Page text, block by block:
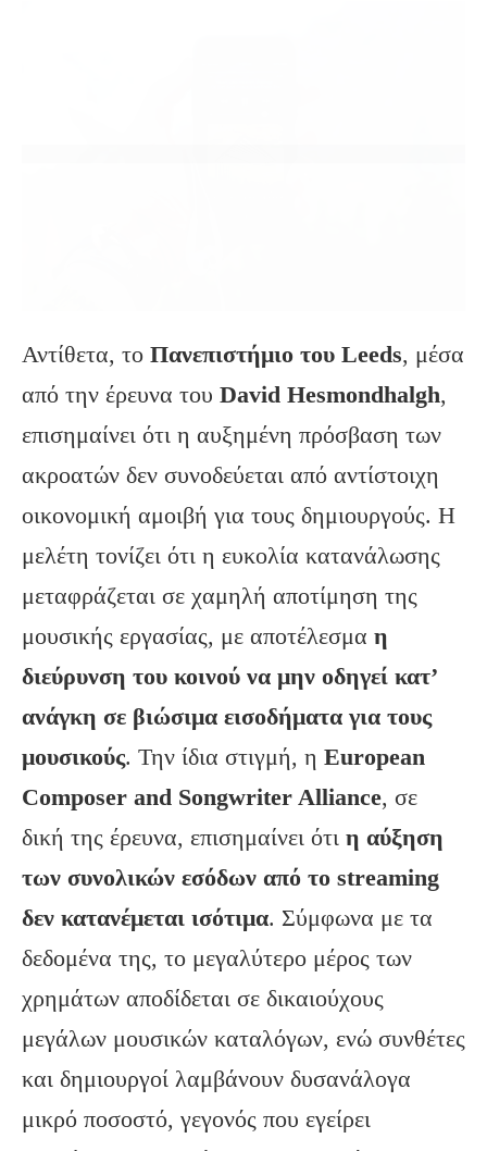
Αντίθετα, το Πανεπιστήμιο του Leeds, μέσα
από την έρευνα του David Hesmondhalgh,
επισημαίνει ότι η αυξημένη πρόσβαση των
ακροατών δεν συνοδεύεται από αντίστοιχη
οικονομική αμοιβή για τους δημιουργούς. Η
μελέτη τονίζει ότι η ευκολία κατανάλωσης
μεταφράζεται σε χαμηλή αποτίμηση της
μουσικής εργασίας, με αποτέλεσμα η
διεύρυνση του κοινού να μην οδηγεί κατ’
ανάγκη σε βιώσιμα εισοδήματα για τους
μουσικούς. Την ίδια στιγμή, η European
Composer and Songwriter Alliance, σε
δική της έρευνα, επισημαίνει ότι η αύξηση
των συνολικών εσόδων από το streaming
δεν κατανέμεται ισότιμα. Σύμφωνα με τα
δεδομένα της, το μεγαλύτερο μέρος των
χρημάτων αποδίδεται σε δικαιούχους
μεγάλων μουσικών καταλόγων, ενώ συνθέτες
και δημιουργοί λαμβάνουν δυσανάλογα
μικρό ποσοστό, γεγονός που εγείρει